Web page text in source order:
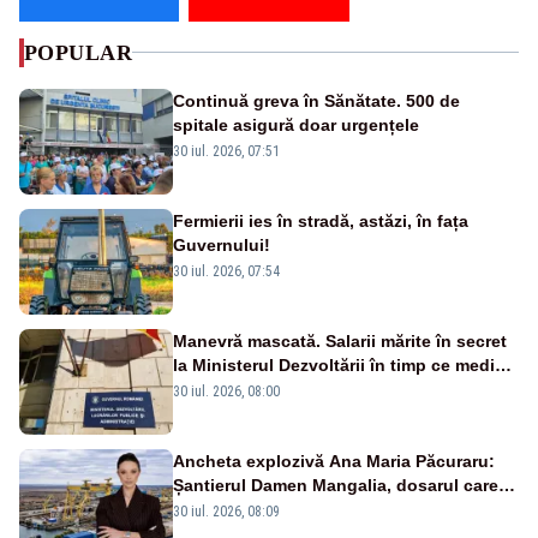
POPULAR
Continuă greva în Sănătate. 500 de
spitale asigură doar urgențele
30 iul. 2026, 07:51
Fermierii ies în stradă, astăzi, în fața
Guvernului!
30 iul. 2026, 07:54
Manevră mascată. Salarii mărite în secret
la Ministerul Dezvoltării în timp ce medicii
ies în stradă
30 iul. 2026, 08:00
Ancheta explozivă Ana Maria Păcuraru:
Șantierul Damen Mangalia, dosarul care
scufundă apărarea României
30 iul. 2026, 08:09